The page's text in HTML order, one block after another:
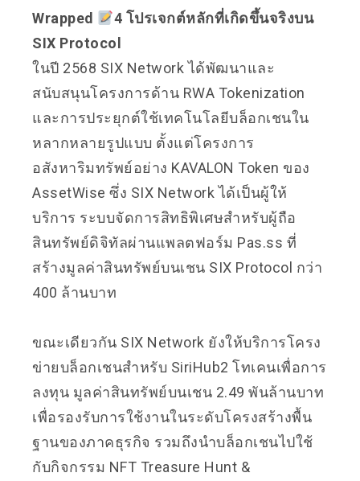
Wrapped
4 โปรเจกต์หลักที่เกิดขึ้นจริงบน
SIX Protocol
ในปี 2568 SIX Network ได้พัฒนาและ
สนับสนุนโครงการด้าน RWA Tokenization
และการประยุกต์ใช้เทคโนโลยีบล็อกเชนใน
หลากหลายรูปแบบ ตั้งแต่โครงการ
อสังหาริมทรัพย์อย่าง KAVALON Token ของ
AssetWise ซึ่ง SIX Network ได้เป็นผู้ให้
บริการ ระบบจัดการสิทธิพิเศษสำหรับผู้ถือ
สินทรัพย์ดิจิทัลผ่านแพลตฟอร์ม Pas.ss ที่
สร้างมูลค่าสินทรัพย์บนเชน SIX Protocol กว่า
400 ล้านบาท
ขณะเดียวกัน SIX Network ยังให้บริการโครง
ข่ายบล็อกเชนสำหรับ SiriHub2 โทเคนเพื่อการ
ลงทุน มูลค่าสินทรัพย์บนเชน 2.49 พันล้านบาท
เพื่อรองรับการใช้งานในระดับโครงสร้างพื้น
ฐานของภาคธุรกิจ รวมถึงนำบล็อกเชนไปใช้
กับกิจกรรม NFT Treasure Hunt &